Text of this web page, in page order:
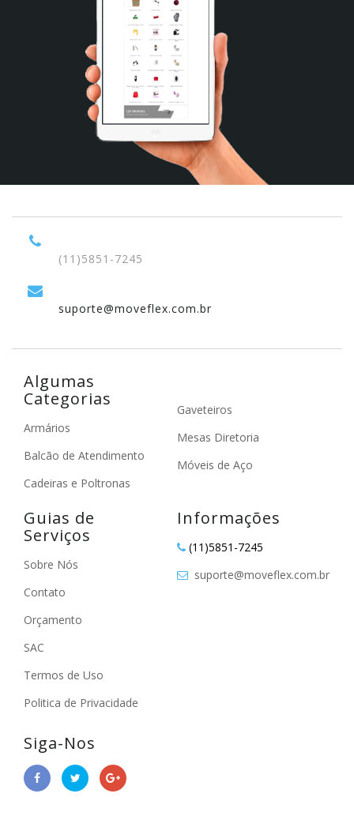
(11)5851-7245
suporte@moveflex.com.br
Algumas
Categorias
Armários
Balcão de Atendimento
Cadeiras e Poltronas
Gaveteiros
Mesas Diretoria
Móveis de Aço
Guias de
Serviços
Sobre Nós
Contato
Orçamento
SAC
Termos de Uso
Politica de Privacidade
Informações
(11)5851-7245
suporte@moveflex.com.br
Siga-Nos